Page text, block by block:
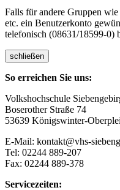
Falls für andere Gruppen
etc. ein Benutzerkonto
telefonisch (08631/18599-0)
schließen
So erreichen Sie uns:
Volkshochschule
Boserother Straße 74
53639 Königswinter-
E-Mail: kontakt@vhs-
Tel: 02244 889-207
Fax: 02244 889-378
Servicezeiten: